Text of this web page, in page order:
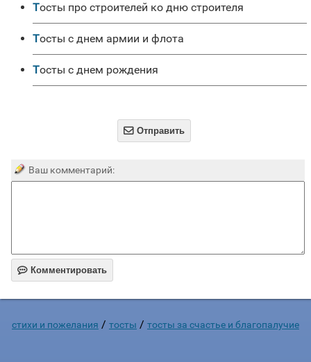
Тосты про строителей ко дню строителя
Тосты с днем армии и флота
Тосты с днем рождения
 Отправить
Ваш комментарий:
 Комментировать
стихи и пожелания / тосты / тосты за счастье и благопалучие